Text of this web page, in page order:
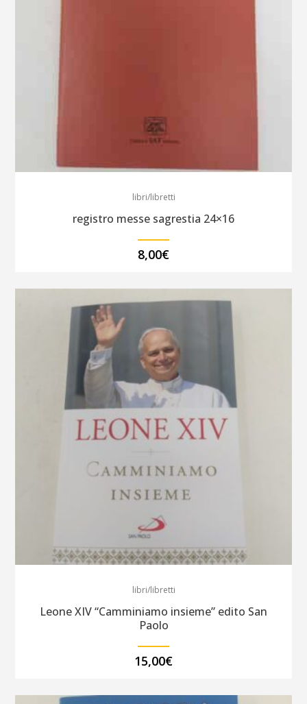
libri/libretti
registro messe sagrestia 24×16
8,00€
libri/libretti
Leone XIV “Camminiamo insieme” edito San
Paolo
15,00€